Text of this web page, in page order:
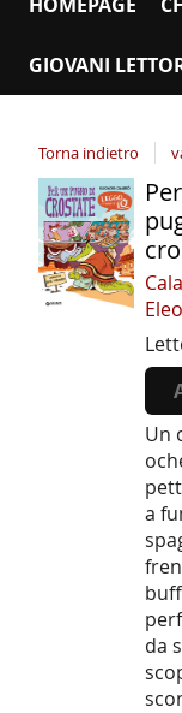
GIOVANI
Torna indietro
Dettaglio
del
documento
Un
a
da